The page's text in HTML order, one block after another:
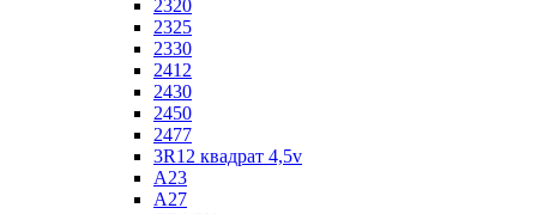
2320
2325
2330
2412
2430
2450
2477
3R12 квадрат 4,5v
A23
A27